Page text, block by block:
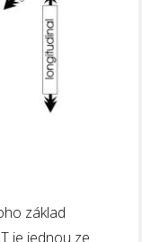
základ
je jednou ze